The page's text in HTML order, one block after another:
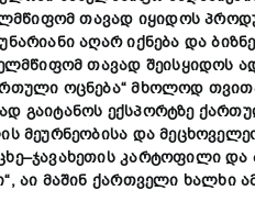
თავად იყიდოს
აღარ იქნება და
თავად შეისყიდოს
ოცნება“მხოლოდ
გაიტანოს ექსპორტზე
მეურნეობისა და
–ჯავახეთის კარტოფილი და
“, აი მაშინ ქართველი ხალხი